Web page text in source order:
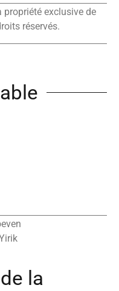
exclusive de
réservés.
la